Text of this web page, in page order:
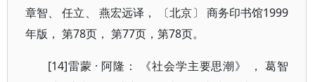
章智、 任立、 燕宏远译， 〔北京〕 商务印书馆1999
年版， 第78页， 第77页，第78页。
[14]雷蒙 · 阿隆： 《社会学主要思潮》 ， 葛智